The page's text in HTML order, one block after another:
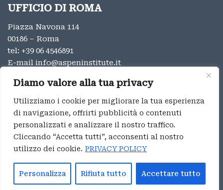
Diamo valore alla tua privacy
Utilizziamo i cookie per migliorare la tua esperienza
di navigazione, offrirti pubblicità o contenuti
personalizzati e analizzare il nostro traffico.
Cliccando “Accetta tutti”, acconsenti al nostro
utilizzo dei cookie. PRIVACY POLICY
Personalizza Rifiuta tutto Accettare tutto
UFFICIO DI ROMA
Piazza Navona 114
00186 – Roma
tel: +39 06 4546891
E-mail info@aspeninstitute.it
UFFICIO DI MILANO
Via Vincenzo Monti 12
20123 – Milano
tel:+39 02 9996131
E-mail:info@aspeninstitute.it
Privacy
Aspen Institute Italia ® 2023
Whistleblowing